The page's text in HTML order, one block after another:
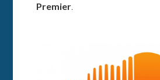
Premier.